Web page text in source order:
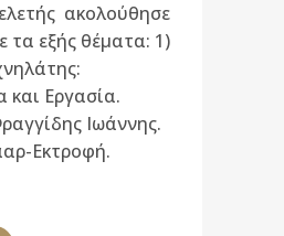
ακολούθησε
τα εξής θέματα: 1)
Εργασία.
Ιωάννης.
Εκτροφή.